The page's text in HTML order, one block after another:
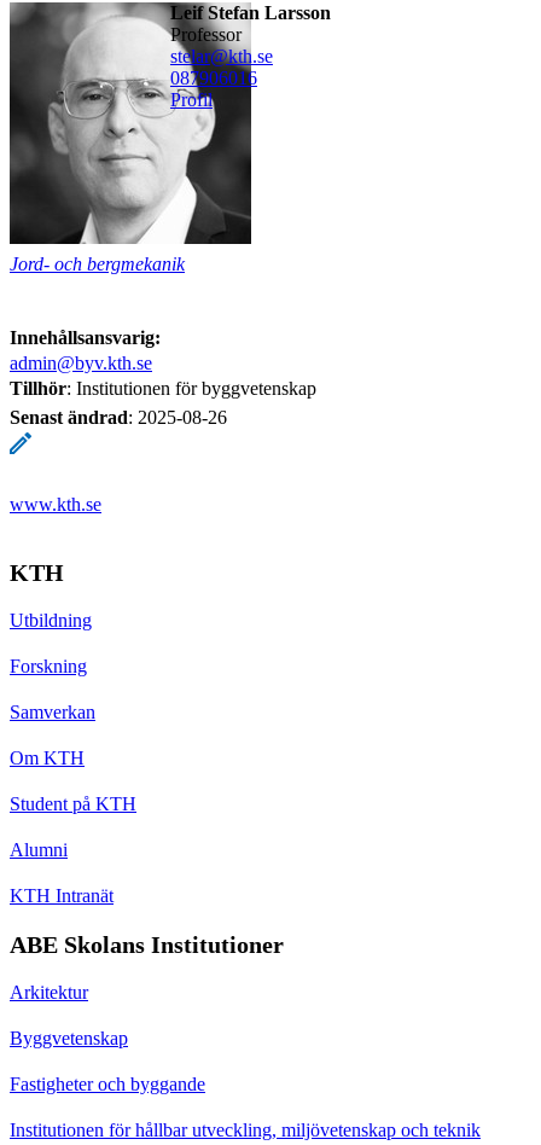
Leif Stefan Larsson
professor
stelar@kth.se
087906016
Profil
Jord- och bergmekanik
Innehållsansvarig:
admin@byv.kth.se
Tillhör: Institutionen för byggvetenskap
Senast ändrad: 2025-08-26
www.kth.se
KTH
Utbildning
Forskning
Samverkan
Om KTH
Student på KTH
Alumni
KTH Intranät
ABE Skolans Institutioner
Arkitektur
Byggvetenskap
Fastigheter och byggande
Institutionen för hållbar utveckling, miljövetenskap och teknik